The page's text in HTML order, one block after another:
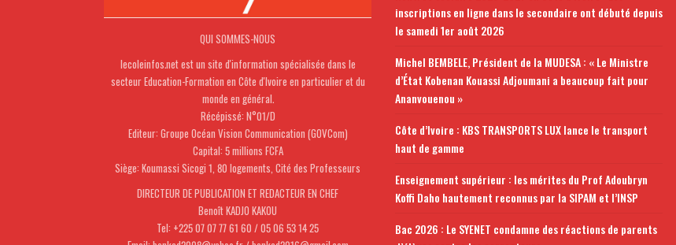
QUI SOMMES-NOUS
lecoleinfos.net est un site d'information spécialisée dans le
secteur Education-Formation en Côte d'Ivoire en particulier et du
monde en général.
Récépissé: N°01/D
Editeur: Groupe Océan Vision Communication (GOVCom)
Capital: 5 millions FCFA
Siège: Koumassi Sicogi 1, 80 logements, Cité des Professeurs
DIRECTEUR DE PUBLICATION ET REDACTEUR EN CHEF
Benoît KADJO KAKOU
Tel: +225 07 07 77 61 60 / 05 06 53 14 25
inscriptions en ligne dans le secondaire ont débuté depuis
le samedi 1er août 2026
Michel BEMBELE, Président de la MUDESA : « Le Ministre
d’État Kobenan Kouassi Adjoumani a beaucoup fait pour
Ananvouenou »
Côte d’Ivoire : KBS TRANSPORTS LUX lance le transport
haut de gamme
Enseignement supérieur : les mérites du Prof Adoubryn
Koffi Daho hautement reconnus par la SIPAM et l’INSP
Bac 2026 : Le SYENET condamne des réactions de parents